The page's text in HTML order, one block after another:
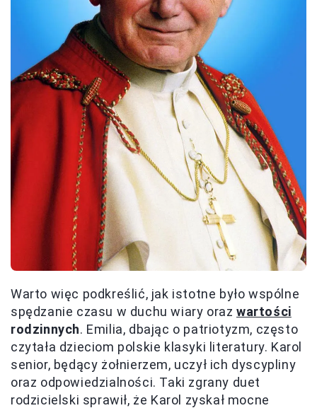
Warto więc podkreślić, jak istotne było wspólne
spędzanie czasu w duchu wiary orazwartości
rodzinnych. Emilia, dbając o patriotyzm, często
czytała dzieciom polskie klasyki literatury. Karol
senior, będący żołnierzem, uczył ich dyscypliny
oraz odpowiedzialności. Taki zgrany duet
rodzicielski sprawił, że Karol zyskał mocne